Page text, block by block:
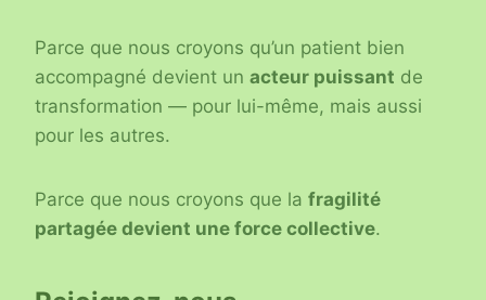
Parce que nous croyons qu’un patient bien
accompagné devient un acteur puissant de
transformation — pour lui-même, mais aussi
pour les autres.
Parce que nous croyons que la fragilité
partagée devient une force collective.